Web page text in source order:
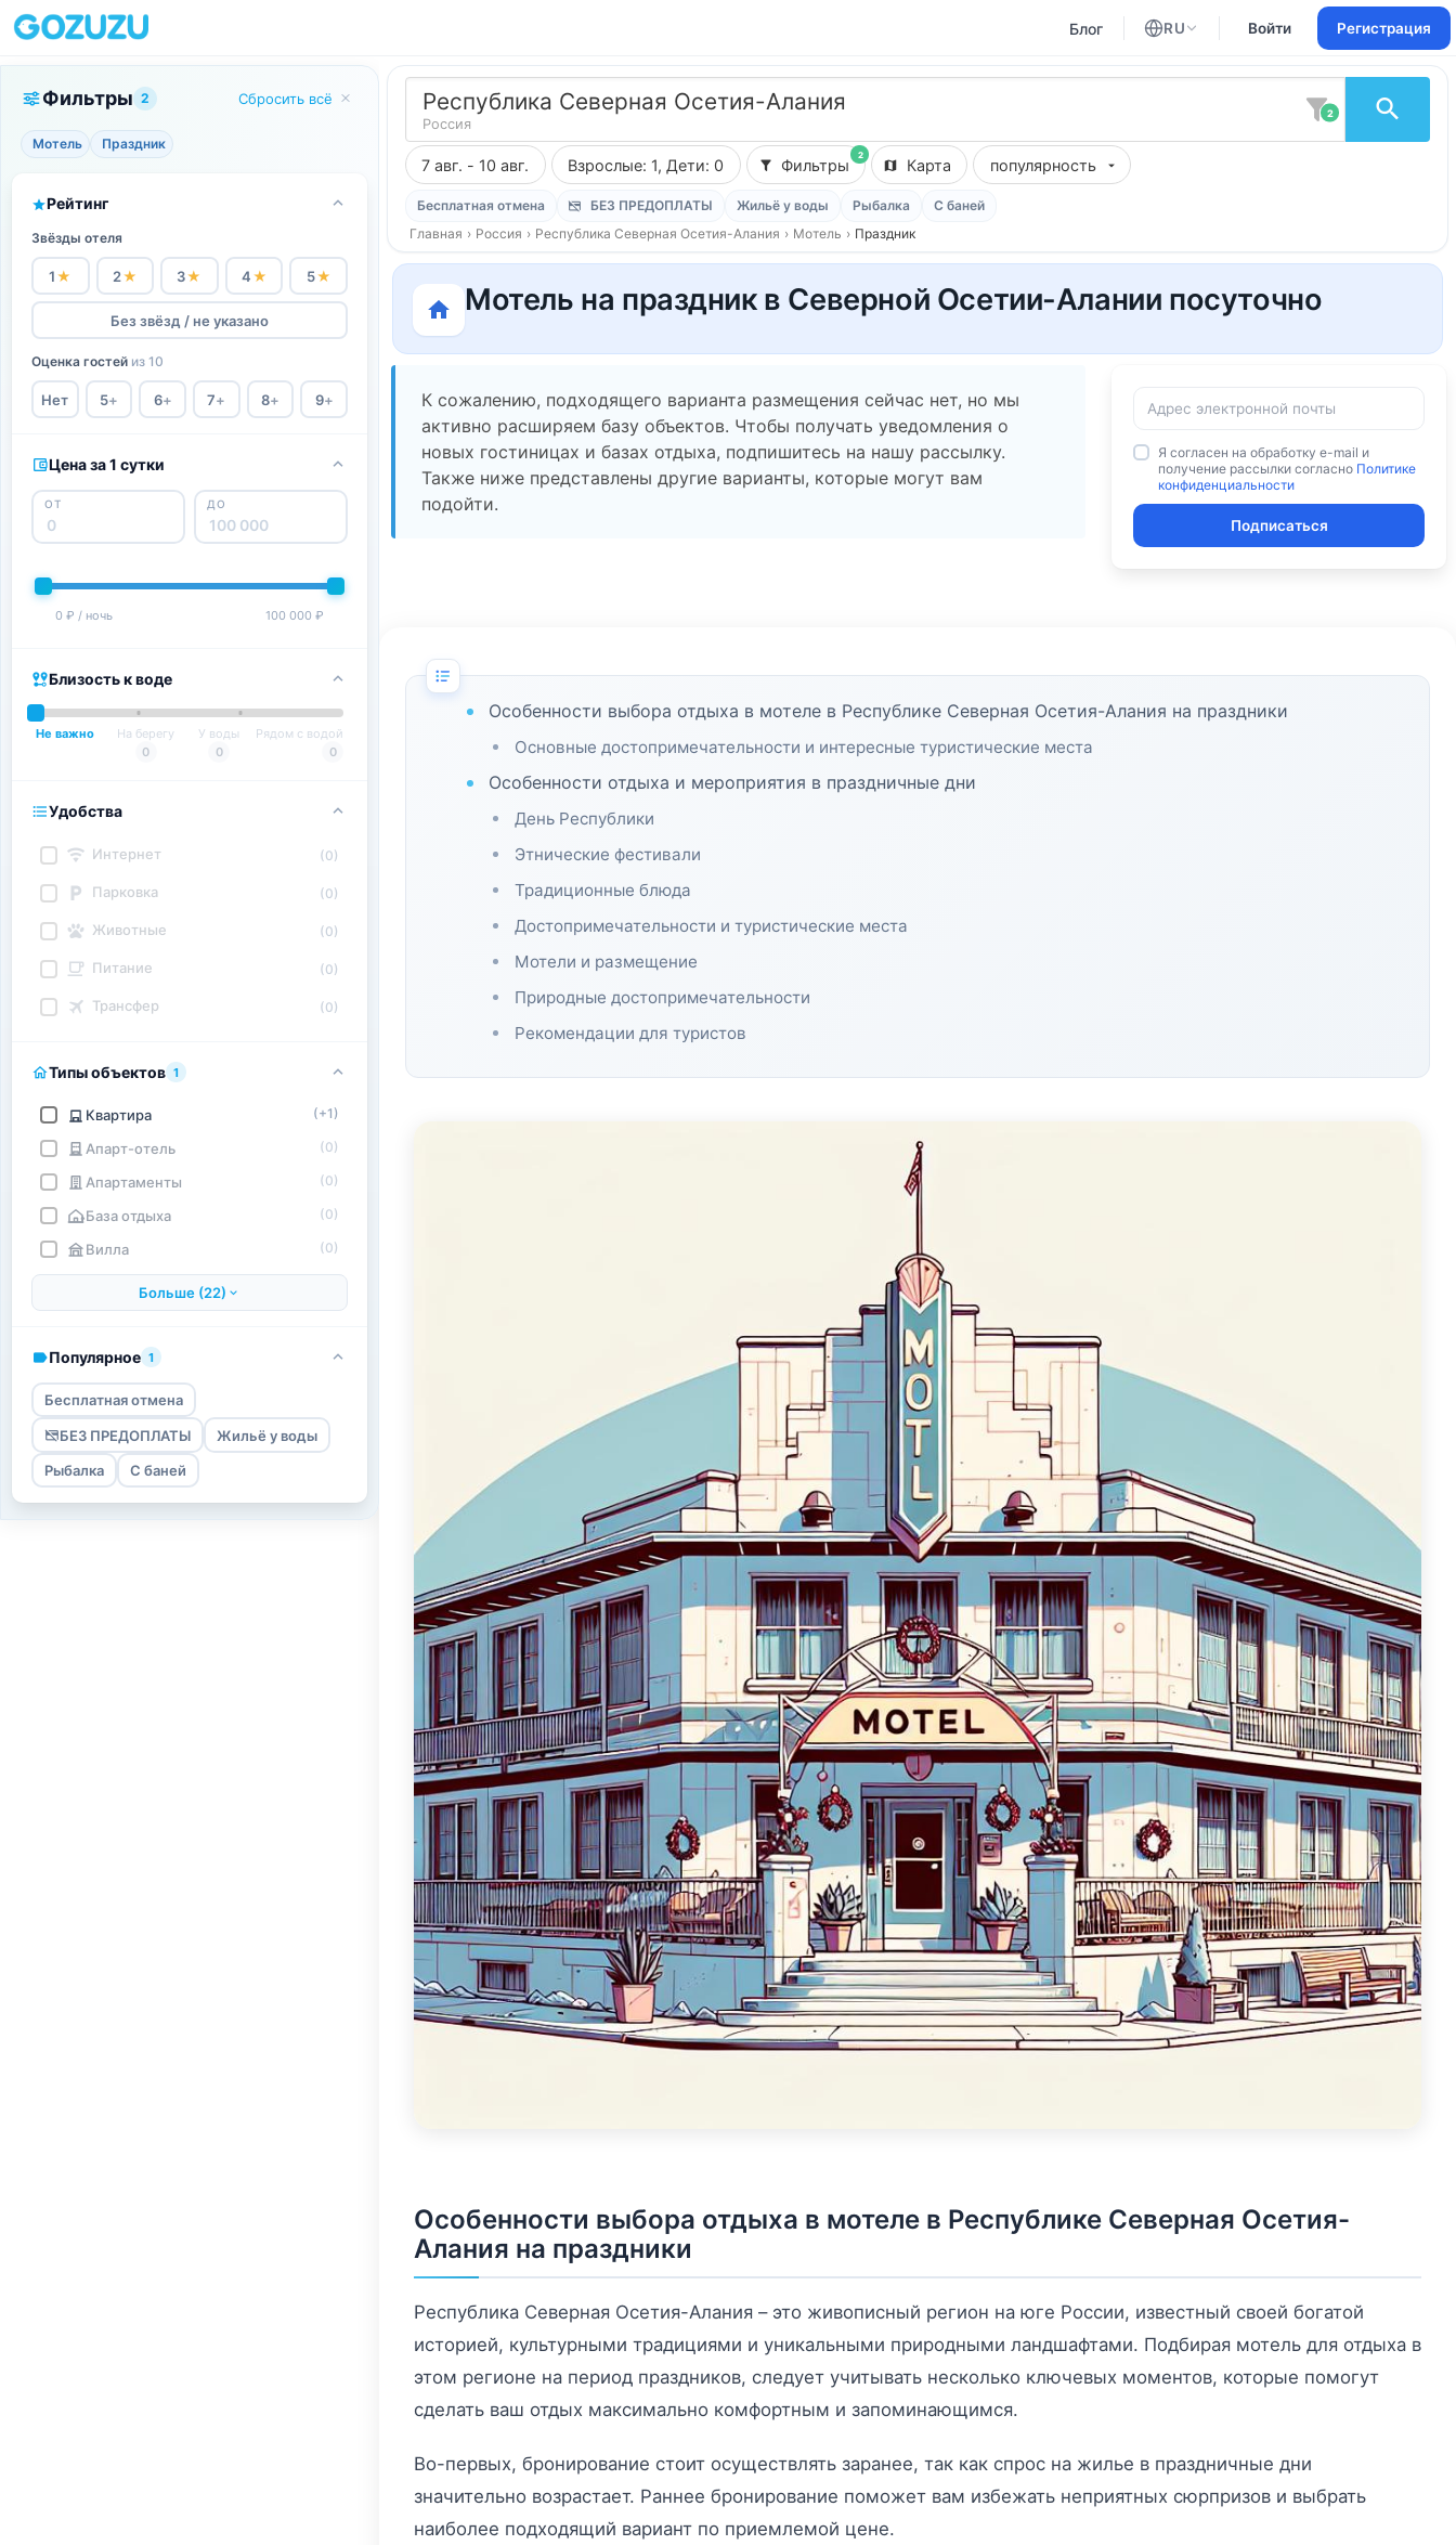
Блог RU
Английский
Войти Регистрация
Фильтры 2 Сбросить всё
Мотель Праздник
Рейтинг
Звёзды отеля
1★ 2★ 3★ 4★ 5★
Без звёзд / не указано
Оценка гостей из 10
Нет 5+ 6+ 7+ 8+ 9+
Цена за 1 сутки
ОТ ДО
0 ₽ / ночь 100 000 ₽
Близость к воде
Не важно
На берегу
0
У воды
0
Рядом с водой
0
Удобства
Интернет (0)
Парковка (0)
Животные (0)
Питание (0)
Трансфер (0)
Типы объектов 1
Квартира (+1)
Апарт-отель (0)
Апартаменты (0)
База отдыха (0)
Вилла (0)
Больше (22)
Популярное 1
Бесплатная отмена
БЕЗ ПРЕДОПЛАТЫ Жильё у воды
Рыбалка С баней
Республика Северная Осетия-Алания
Россия
2
7 авг. - 10 авг. Взрослые: 1, Дети: 0
2
Фильтры Карта популярность
Бесплатная отмена БЕЗ ПРЕДОПЛАТЫ Жильё у воды Рыбалка
С баней
Главная › Россия › Республика Северная Осетия-Алания › Мотель › Праздник
Мотель на праздник в Северной Осетии-Алании посуточно
К сожалению, подходящего варианта размещения сейчас нет, но мы
активно расширяем базу объектов. Чтобы получать уведомления о
новых гостиницах и базах отдыха, подпишитесь на нашу рассылку.
Также ниже представлены другие варианты, которые могут вам
подойти.
Я согласен на обработку e-mail и
получение рассылки согласно Политике
конфиденциальности
Подписаться
Особенности выбора отдыха в мотеле в Республике Северная Осетия-Алания на праздники
Основные достопримечательности и интересные туристические места
Особенности отдыха и мероприятия в праздничные дни
День Республики
Этнические фестивали
Традиционные блюда
Достопримечательности и туристические места
Мотели и размещение
Природные достопримечательности
Рекомендации для туристов
Особенности выбора отдыха в мотеле в Республике Северная Осетия-
Алания на праздники
Республика Северная Осетия-Алания – это живописный регион на юге России, известный своей богатой
историей, культурными традициями и уникальными природными ландшафтами. Подбирая мотель для отдыха в
этом регионе на период праздников, следует учитывать несколько ключевых моментов, которые помогут
сделать ваш отдых максимально комфортным и запоминающимся.
Во-первых, бронирование стоит осуществлять заранее, так как спрос на жилье в праздничные дни
значительно возрастает. Раннее бронирование поможет вам избежать неприятных сюрпризов и выбрать
наиболее подходящий вариант по приемлемой цене.